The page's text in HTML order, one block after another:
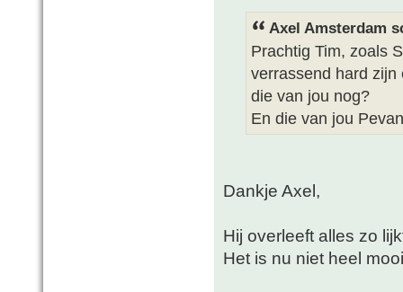
Axel Amsterdam
Prachtig Tim, zoals
verrassend hard
die van jou nog?
En die van jou
Dankje Axel,
Hij overleeft alles zo
Het is nu niet heel